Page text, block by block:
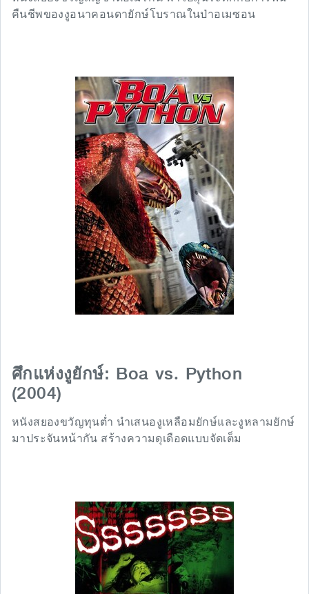
คืนชีพของงูอนาคอนดายักษ์โบราณในป่าอเมซอน
ศึกแห่งงูยักษ์: Boa vs. Python
(2004)
หนังสยองขวัญทุนต่ำ นำเสนองูเหลือมยักษ์และงูหลามยักษ์
มาประจันหน้ากัน สร้างความดุเดือดแบบจัดเต็ม